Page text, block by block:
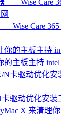
Care 365
的主板主持
驱动优化安装